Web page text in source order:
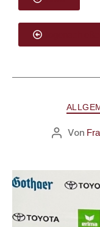
Von